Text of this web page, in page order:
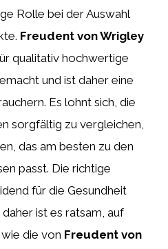
Rolle bei der Auswahl
Freudent von Wrigley
qualitativ hochwertige
und ist daher eine
Es lohnt sich, die
sorgfältig zu vergleichen,
das am besten zu den
passt. Die richtige
für die Gesundheit
ist es ratsam, auf
die von Freudent von